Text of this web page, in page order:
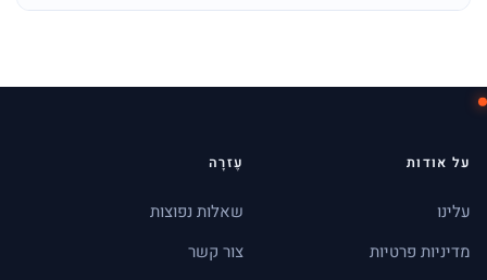
על אודות
עלינו
מדיניות פרטיות
עֶזרָה
שאלות נפוצות
צור קשר